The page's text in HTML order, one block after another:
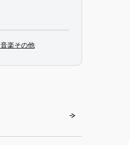
音楽その他